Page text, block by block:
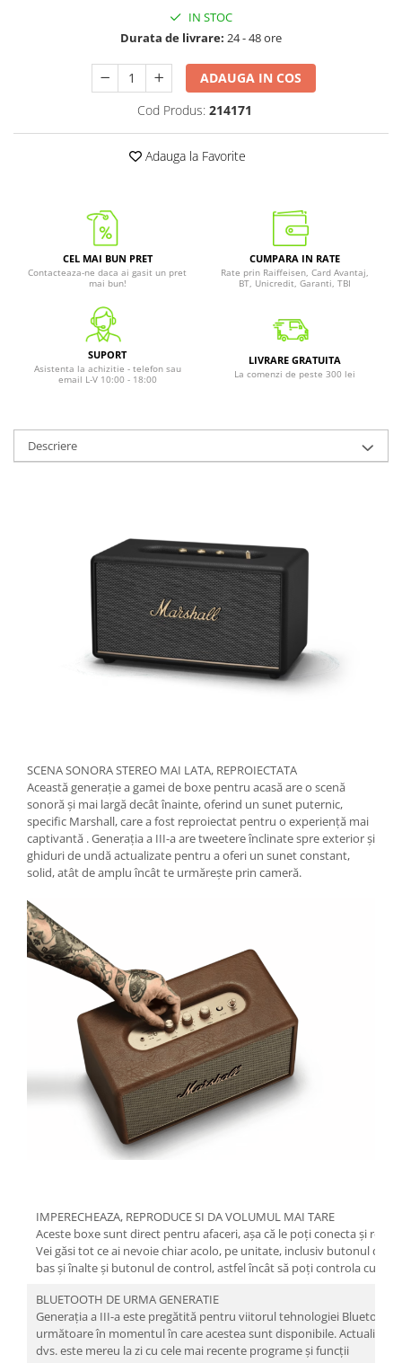
IN STOC
Durata de livrare: 24 - 48 ore
ADAUGA IN COS
Cod Produs: 214171
Adauga la Favorite
CEL MAI BUN PRET
Contacteaza-ne daca ai gasit un pret
mai bun!
CUMPARA IN RATE
Rate prin Raiffeisen, Card Avantaj,
BT, Unicredit, Garanti, TBI
SUPORT
Asistenta la achizitie - telefon sau
email L-V 10:00 - 18:00
LIVRARE GRATUITA
La comenzi de peste 300 lei
Descriere
SCENA SONORA STEREO MAI LATA, REPROIECTATA
Această generație a gamei de boxe pentru acasă are o scenă
sonoră și mai largă decât înainte, oferind un sunet puternic,
specific Marshall, care a fost reproiectat pentru o experiență mai
captivantă . Generația a III-a are tweetere înclinate spre exterior și
ghiduri de undă actualizate pentru a oferi un sunet constant,
solid, atât de amplu încât te urmărește prin cameră.
IMPERECHEAZA, REPRODUCE SI DA VOLUMUL MAI TARE
Aceste boxe sunt direct pentru afaceri, așa că le poți conecta și
Vei găsi tot ce ai nevoie chiar acolo, pe unitate, inclusiv butonul de
bas și înalte și butonul de control, astfel încât să poți controla cu
BLUETOOTH DE URMA GENERATIE
Generația a III-a este pregătită pentru viitorul tehnologiei
următoare în momentul în care acestea sunt disponibile.
dvs. este mereu la zi cu cele mai recente programe și funcții